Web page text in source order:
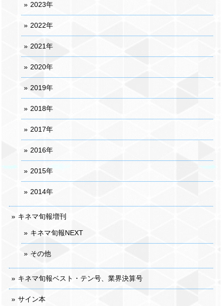
2023年
2022年
2021年
2020年
2019年
2018年
2017年
2016年
2015年
2014年
キネマ旬報増刊
キネマ旬報NEXT
その他
キネマ旬報ベスト・テン号、業界決算号
サイン本